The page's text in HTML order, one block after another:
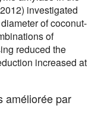
investigated
of coconut-
of
reduced the
increased at
améliorée par